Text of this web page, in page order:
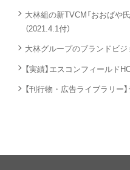
大林組の新TVCM「おおばや
（2021.4.1付）
大林グループのブランドビジ
【実績】エスコンフィールド
【刊行物・広告ライブラリー